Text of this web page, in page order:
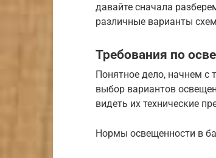
давайте сначала
различные варианты
Требования по
Понятное дело, начнем с
выбор вариантов
видеть их технические
Нормы освещенности в